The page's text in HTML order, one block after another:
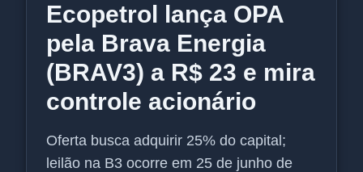
Ecopetrol lança OPA
pela Brava Energia
(BRAV3) a R$ 23 e mira
controle acionário
Oferta busca adquirir 25% do capital;
leilão na B3 ocorre em 25 de junho de